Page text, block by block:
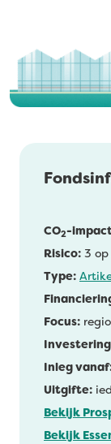
CO2-
Risico: 3 op
Type:
Focus:
Inleg
Uitgifte:
Bekijk
Bekijk